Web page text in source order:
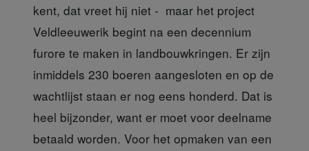
kent, dat vreet hij niet - maar het project
Veldleeuwerik begint na een decennium
furore te maken in landbouwkringen. Er zijn
inmiddels 230 boeren aangesloten en op de
wachtlijst staan er nog eens honderd. Dat is
heel bijzonder, want er moet voor deelname
betaald worden. Voor het opmaken van een